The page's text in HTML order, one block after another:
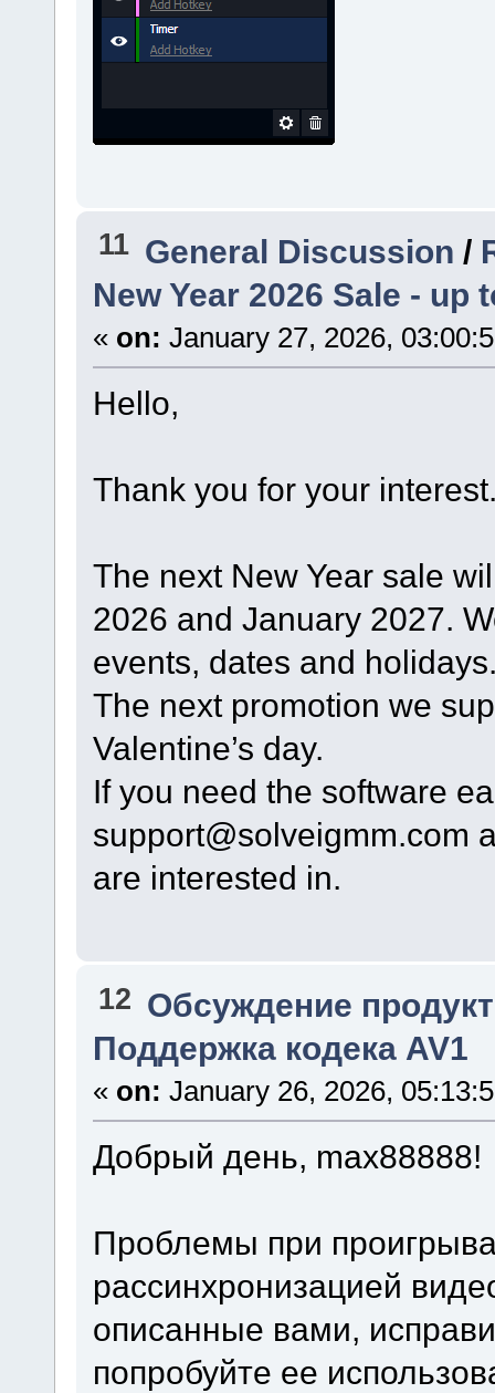
11 General Discussion /
New Year 2026 Sale - up
« on: January 27, 2026,
Hello,
Thank you for your
The next New Year sale
2026 and January 2027.
events, dates and
The next promotion we
Valentine’s day.
If you need the software
support@solveigmm.com
are interested in.
12 Обсуждение
Поддержка кодека AV1
« on: January 26, 2026,
Добрый день, max88888!
Проблемы при
рассинхронизацией
описанные вами,
попробуйте ее